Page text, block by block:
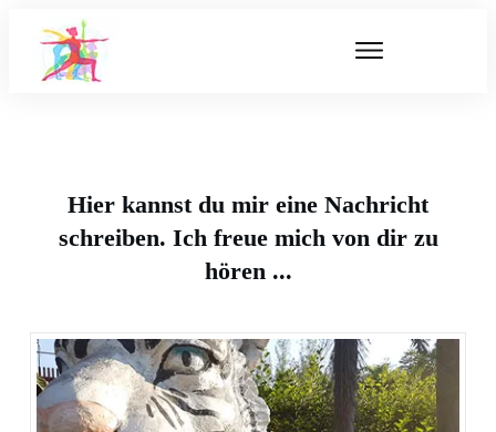
Hier kannst du mir eine Nachricht
schreiben. Ich freue mich von dir zu
hören ...